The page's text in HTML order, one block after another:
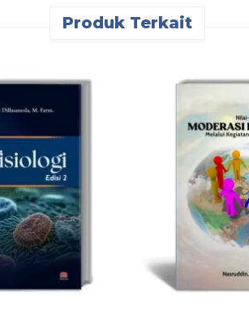
Produk Terkait